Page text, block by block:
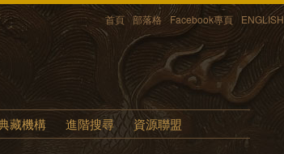
首頁 部落格 Facebook專頁 ENGLISH
藏機構 進階搜尋 資源聯盟